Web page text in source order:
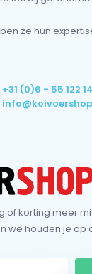
ze hun
+31 (0)6 - 55 122
of korting meer
we houden je op